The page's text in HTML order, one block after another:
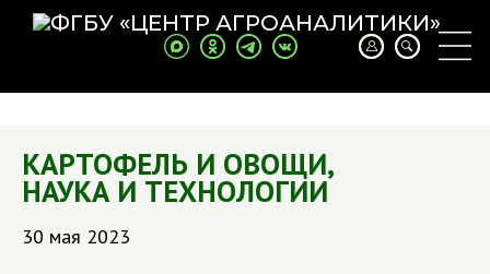
КАРТОФЕЛЬ И ОВОЩИ,
НАУКА И ТЕХНОЛОГИИ
30 мая 2023